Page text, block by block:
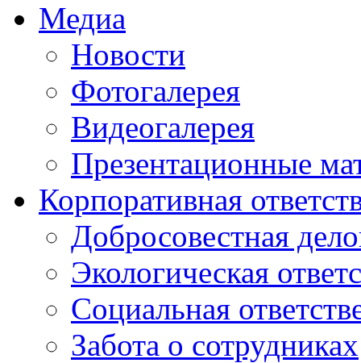
Медиа
Новости
Фотогалерея
Видеогалерея
Презентационные
Корпоративная
Добросовестная
Экологическая
Социальная
Забота о сотрудниках